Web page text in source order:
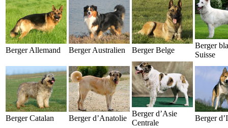
Berger Allemand Berger Australien Berger Belge
Berger
Suisse
Berger Catalan Berger d’Anatolie
Berger d’Asie
Centrale
Berger